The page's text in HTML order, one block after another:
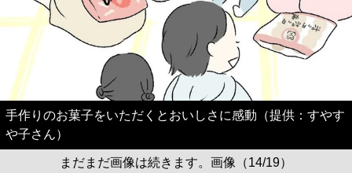
手作りのお菓子をいただくとおいしさに感動（提供：すやす
や子さん）
まだまだ画像は続きます。画像（14/19）